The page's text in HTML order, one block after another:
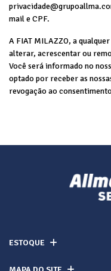
mail e CPF.
A FIAT MILAZZO, a
alterar, acrescentar ou
Você será informado no
optado por receber as
revogação ao
ESTOQUE